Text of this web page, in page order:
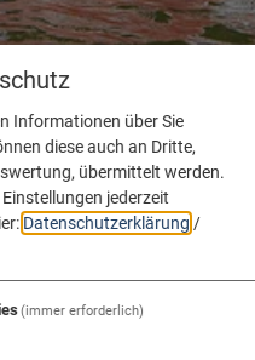
Informationen über Sie
diese auch an Dritte,
übermittelt werden.
jederzeit
Datenschutzerklärung /
(immer erforderlich)